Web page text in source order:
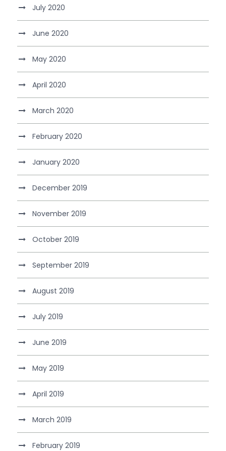
July 2020
June 2020
May 2020
April 2020
March 2020
February 2020
January 2020
December 2019
November 2019
October 2019
September 2019
August 2019
July 2019
June 2019
May 2019
April 2019
March 2019
February 2019